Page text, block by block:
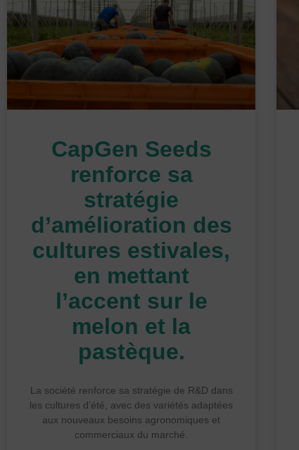
CapGen Seeds
renforce sa
stratégie
d’amélioration des
cultures estivales,
en mettant
l’accent sur le
melon et la
pastèque.
La société renforce sa stratégie de R&D dans
les cultures d’été, avec des variétés adaptées
aux nouveaux besoins agronomiques et
commerciaux du marché.